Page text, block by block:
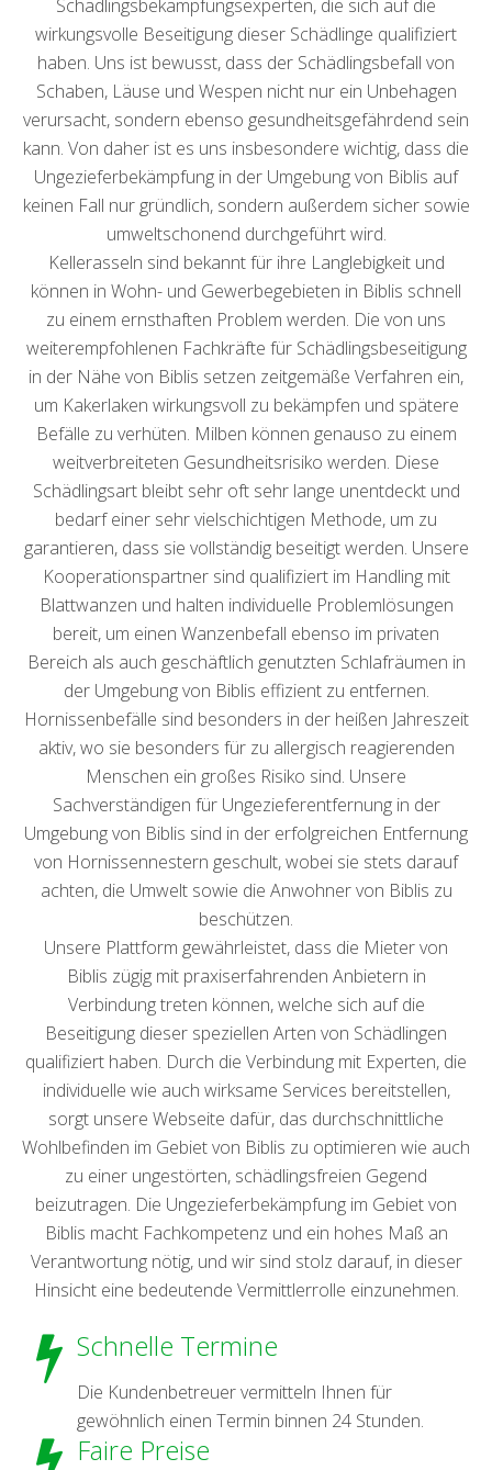
Schädlingsbekämpfungsexperten, die sich auf die
wirkungsvolle Beseitigung dieser Schädlinge qualifiziert
haben. Uns ist bewusst, dass der Schädlingsbefall von
Schaben, Läuse und Wespen nicht nur ein Unbehagen
verursacht, sondern ebenso gesundheitsgefährdend sein
kann. Von daher ist es uns insbesondere wichtig, dass die
Ungezieferbekämpfung in der Umgebung von Biblis auf
keinen Fall nur gründlich, sondern außerdem sicher sowie
umweltschonend durchgeführt wird.
Kellerasseln sind bekannt für ihre Langlebigkeit und
können in Wohn- und Gewerbegebieten in Biblis schnell
zu einem ernsthaften Problem werden. Die von uns
weiterempfohlenen Fachkräfte für Schädlingsbeseitigung
in der Nähe von Biblis setzen zeitgemäße Verfahren ein,
um Kakerlaken wirkungsvoll zu bekämpfen und spätere
Befälle zu verhüten. Milben können genauso zu einem
weitverbreiteten Gesundheitsrisiko werden. Diese
Schädlingsart bleibt sehr oft sehr lange unentdeckt und
bedarf einer sehr vielschichtigen Methode, um zu
garantieren, dass sie vollständig beseitigt werden. Unsere
Kooperationspartner sind qualifiziert im Handling mit
Blattwanzen und halten individuelle Problemlösungen
bereit, um einen Wanzenbefall ebenso im privaten
Bereich als auch geschäftlich genutzten Schlafräumen in
der Umgebung von Biblis effizient zu entfernen.
Hornissenbefälle sind besonders in der heißen Jahreszeit
aktiv, wo sie besonders für zu allergisch reagierenden
Menschen ein großes Risiko sind. Unsere
Sachverständigen für Ungezieferentfernung in der
Umgebung von Biblis sind in der erfolgreichen Entfernung
von Hornissennestern geschult, wobei sie stets darauf
achten, die Umwelt sowie die Anwohner von Biblis zu
beschützen.
Unsere Plattform gewährleistet, dass die Mieter von
Biblis zügig mit praxiserfahrenden Anbietern in
Verbindung treten können, welche sich auf die
Beseitigung dieser speziellen Arten von Schädlingen
qualifiziert haben. Durch die Verbindung mit Experten, die
individuelle wie auch wirksame Services bereitstellen,
sorgt unsere Webseite dafür, das durchschnittliche
Wohlbefinden im Gebiet von Biblis zu optimieren wie auch
zu einer ungestörten, schädlingsfreien Gegend
beizutragen. Die Ungezieferbekämpfung im Gebiet von
Biblis macht Fachkompetenz und ein hohes Maß an
Verantwortung nötig, und wir sind stolz darauf, in dieser
Hinsicht eine bedeutende Vermittlerrolle einzunehmen.
Schnelle Termine
Die Kundenbetreuer vermitteln Ihnen für
gewöhnlich einen Termin binnen 24 Stunden.
Faire Preise